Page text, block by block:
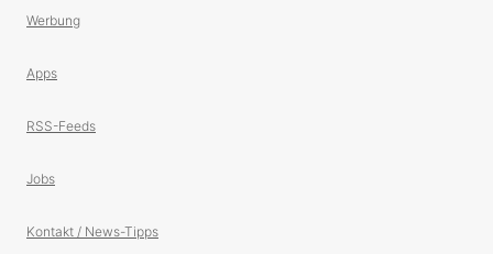
Werbung
Apps
RSS-Feeds
Jobs
Kontakt / News-Tipps